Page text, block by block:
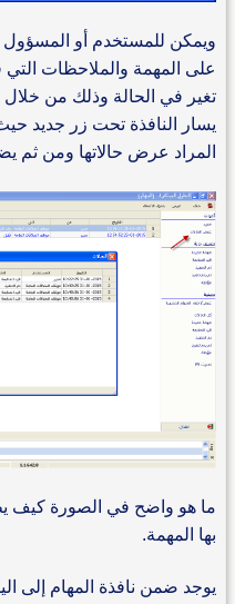
ويمكن للمستخدم أو
على المهمة والملاحظات
تغير في الحالة وذلك من
يسار النافذة تحت زر جديد
المراد عرض حالاتها ومن
ما هو واضح في الصورة كيف
بها المهمة.
يوجد ضمن نافذة المهام إلى